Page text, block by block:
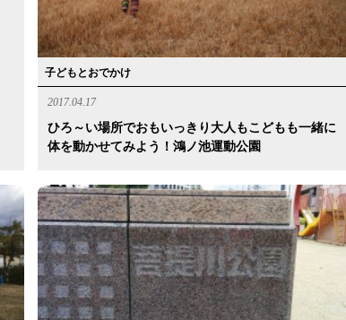
子どもとおでかけ
2017.04.17
ひろ～い場所でおもいっきり大人もこどもも一緒に
体を動かせてみよう！鴻ノ池運動公園